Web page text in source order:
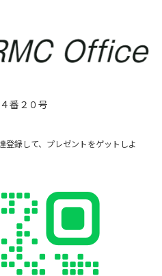
番２０号
登録して、プレゼントをゲットしよ